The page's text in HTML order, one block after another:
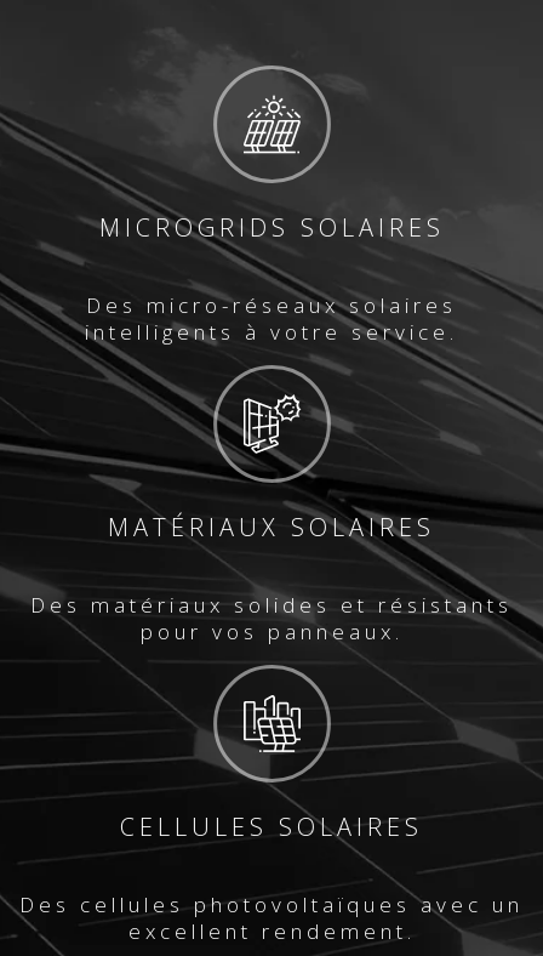
MICROGRIDS SOLAIRES
Des micro-réseaux solaires
intelligents à votre service.
MATÉRIAUX SOLAIRES
Des matériaux solides et résistants
pour vos panneaux.
CELLULES SOLAIRES
Des cellules photovoltaïques avec un
excellent rendement.